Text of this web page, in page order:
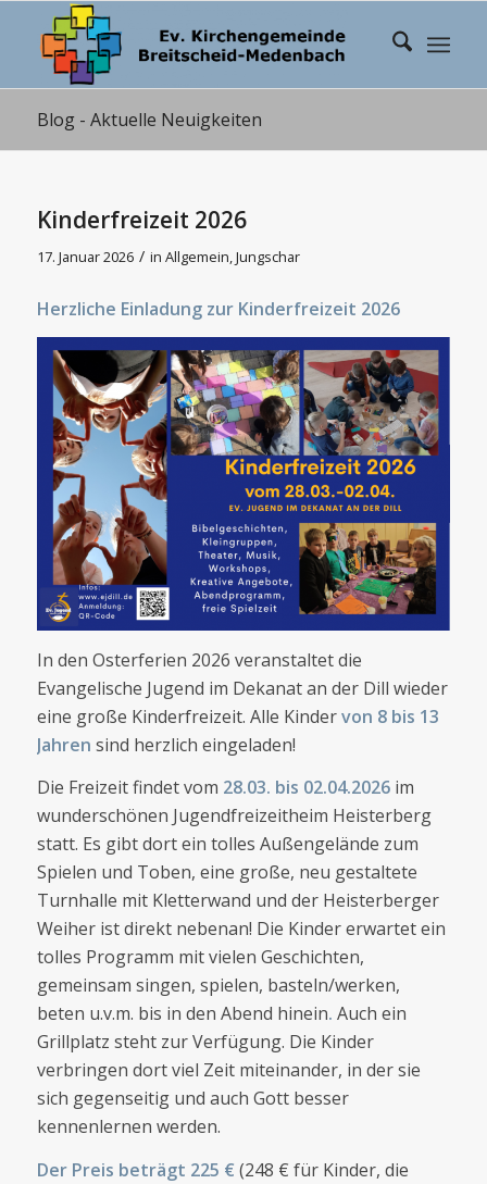
Blog - Aktuelle Neuigkeiten
Kinderfreizeit 2026
17. Januar 2026 / in Allgemein,Jungschar
Herzliche Einladung zur Kinderfreizeit 2026
In den Osterferien 2026 veranstaltet die
Evangelische Jugend im Dekanat an der Dill wieder
eine große Kinderfreizeit. Alle Kindervon 8 bis 13
Jahren sind herzlich eingeladen!
Die Freizeit findet vom 28.03. bis 02.04.2026im
wunderschönen Jugendfreizeitheim Heisterberg
statt. Es gibt dort ein tolles Außengelände zum
Spielen und Toben, eine große, neu gestaltete
Turnhalle mit Kletterwand und der Heisterberger
Weiher ist direkt nebenan! Die Kinder erwartet ein
tolles Programm mit vielen Geschichten,
gemeinsam singen, spielen, basteln/werken,
beten u.v.m. bis in den Abend hinein. Auch ein
Grillplatz steht zur Verfügung. Die Kinder
verbringen dort viel Zeit miteinander, in der sie
sich gegenseitig und auch Gott besser
kennenlernen werden.
Der Preis beträgt 225 € (248 € für Kinder, die